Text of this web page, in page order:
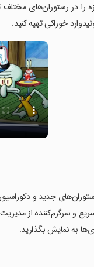
را در رستوران‌های
خوراکی تهیه کنید.
جدید و
و سرگرم‌کننده از
به نمایش بگذارید.